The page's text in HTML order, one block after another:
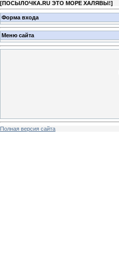
[ПОСЫЛОЧКА.RU ЭТО МОРЕ ХАЛЯВЫ!]
Форма входа
Меню сайта
Полная версия сайта